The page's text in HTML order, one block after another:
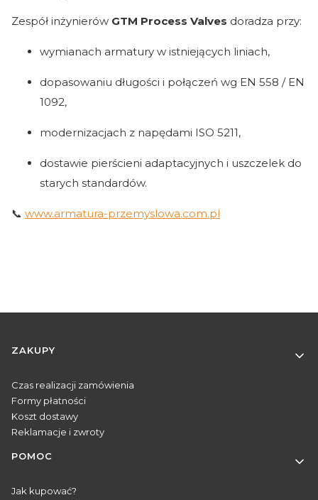
Zespół inżynierów GTM Process Valves doradza przy:
wymianach armatury w istniejących liniach,
dopasowaniu długości i połączeń wg EN 558 / EN
1092,
modernizacjach z napędami ISO 5211,
dostawie pierścieni adaptacyjnych i uszczelek do
starych standardów.
📞 www.armatura-przemyslowa.com.pl
Linki w stopce
ZAKUPY
Czas realizacji zamówienia
Formy płatności
Koszt dostawy
Reklamacje i zwroty
POMOC
Jak kupować?